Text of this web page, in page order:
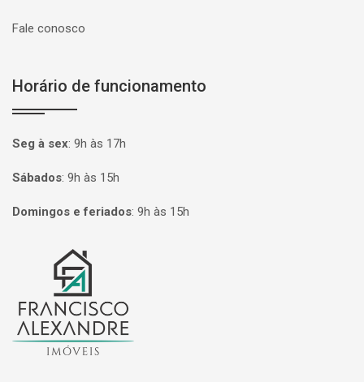
Fale conosco
Horário de funcionamento
Seg à sex: 9h às 17h
Sábados: 9h às 15h
Domingos e feriados: 9h às 15h
Página inicial